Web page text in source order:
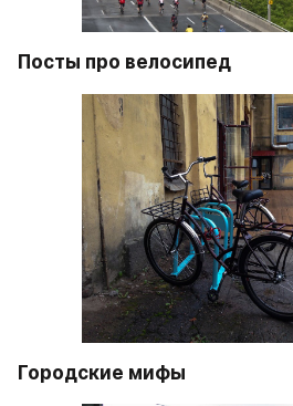
Посты про велосипед
Городские мифы